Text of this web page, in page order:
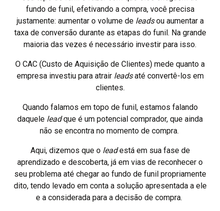
fundo de funil, efetivando a compra, você precisa
justamente: aumentar o volume de leadsou aumentar a
taxa de conversão durante as etapas do funil. Na grande
maioria das vezes é necessário investir para isso.
O CAC (Custo de Aquisição de Clientes) mede quanto a
empresa investiu para atrair leadsaté convertê-los em
clientes.
Quando falamos em topo de funil, estamos falando
daquele leadque é um potencial comprador, que ainda
não se encontra no momento de compra.
Aqui, dizemos que o leadestá em sua fase de
aprendizado e descoberta, já em vias de reconhecer o
seu problema até chegar ao fundo de funil propriamente
dito, tendo levado em conta a solução apresentada a ele
e a considerada para a decisão de compra.